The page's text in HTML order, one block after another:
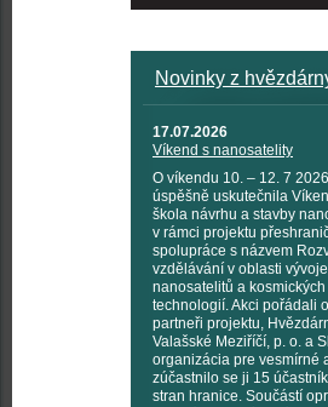
Novinky z
17.07.2026
Víkend s nanosatelity
O víkendu 10. – 12. 7
úspěšně uskutečnila
škola návrhu a stavby
v rámci projektu
spolupráce s názvem
vzdělávání v oblasti vývoje
nanosatelitů a kosmických
technologií. Akci pořádali
partneři projektu,
Valašské Meziříčí, p. o. a
organizácia pre vesmírné
zúčastnilo se ji 15
stran hranice. Součástí